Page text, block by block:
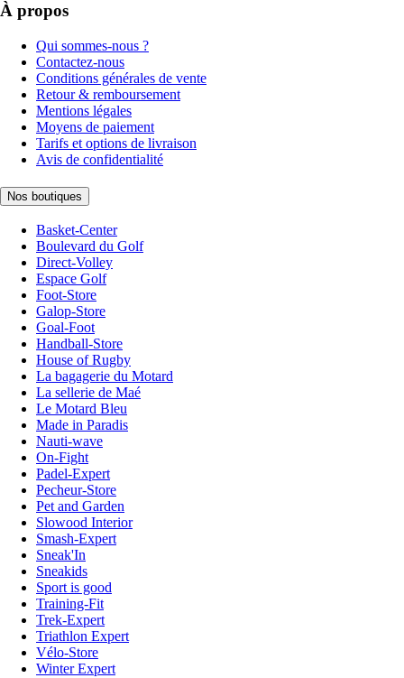
À propos
Qui sommes-nous ?
Contactez-nous
Conditions générales de vente
Retour & remboursement
Mentions légales
Moyens de paiement
Tarifs et options de livraison
Avis de confidentialité
Nos boutiques
Basket-Center
Boulevard du Golf
Direct-Volley
Espace Golf
Foot-Store
Galop-Store
Goal-Foot
Handball-Store
House of Rugby
La bagagerie du Motard
La sellerie de Maé
Le Motard Bleu
Made in Paradis
Nauti-wave
On-Fight
Padel-Expert
Pecheur-Store
Pet and Garden
Slowood Interior
Smash-Expert
Sneak'In
Sneakids
Sport is good
Training-Fit
Trek-Expert
Triathlon Expert
Vélo-Store
Winter Expert